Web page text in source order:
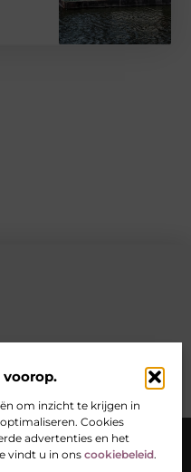
om inzicht te krijgen in
Cookies
advertenties en het
vindt u in ons cookiebeleid.
(EU)